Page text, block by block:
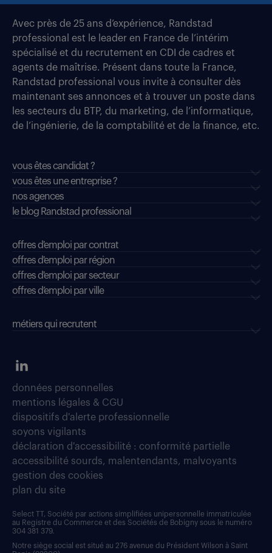
Avec près de 25 ans d’expérience, Randstad
professional est le leader en France de l’intérim
spécialisé et du recrutement en CDI de cadres et
agents de maîtrise. Présent dans toute la France,
Randstad professional vous invite à consulter dès
maintenant ses annonces et à trouver un poste dans
les secteurs du BTP, du marketing, de l’informatique,
de l’ingénierie, de la comptabilité et de la finance, etc.
vous êtes candidat ?
vous êtes une entreprise ?
nos agences
le blog Randstad professional
offres d'emploi par contrat
offres d'emploi par région
offres d'emploi par secteur
offres d’emploi par ville
métiers qui recrutent
données personnelles
mentions légales & CGU
dispositifs d'alerte professionnelle
soyons vigilants
déclaration d'accessibilité : conformité partielle
accessibilité sourds, malentendants, malvoyants
gestion des cookies
plan du site
Select TT, Société par actions simplifiées unipersonnelle immatriculée
au Registre du Commerce et des Sociétés de Bobigny sous le numéro
304 381 379.
Notre siège social est situé au 276 avenue du Président Wilson à Saint